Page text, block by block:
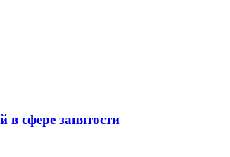
сфере занятости